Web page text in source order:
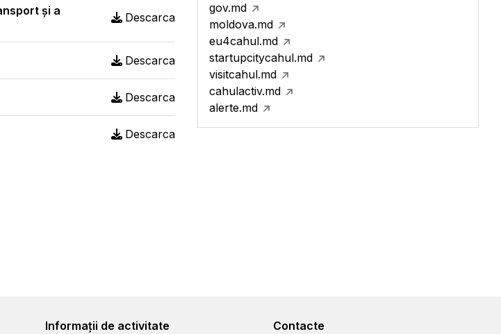
și a
Descarca
Descarca
Descarca
Descarca
gov.md
moldova.md
eu4cahul.md
startupcitycahul.md
visitcahul.md
cahulactiv.md
alerte.md
Informații de activitate Contacte